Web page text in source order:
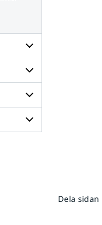
Undersidor
för
Radar
och
satellit
Undersidor
för
Väder
till
havs
Undersidor
för
Dela sidan